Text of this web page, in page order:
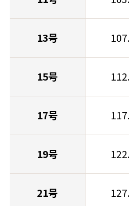
13号
15号
17号
19号
21号